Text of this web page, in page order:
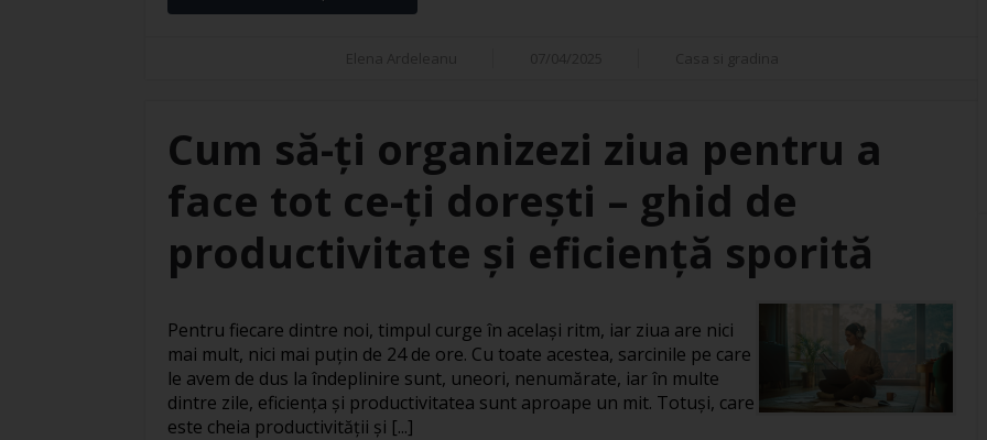
Cum să-ți organizezi ziua pentru a
face tot ce-ți dorești – ghid de
productivitate și eficiență sporită
Pentru fiecare dintre noi, timpul curge în același ritm, iar ziua are nici
mai mult, nici mai puțin de 24 de ore. Cu toate acestea, sarcinile pe care
le avem de dus la îndeplinire sunt, uneori, nenumărate, iar în multe
dintre zile, eficiența și productivitatea sunt aproape un mit. Totuși, care
este cheia productivității și [...]